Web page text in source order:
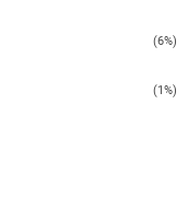
(6%)
(1%)